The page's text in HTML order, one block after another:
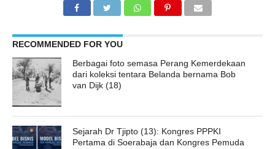
RECOMMENDED FOR YOU
Berbagai foto semasa Perang Kemerdekaan
dari koleksi tentara Belanda bernama Bob
van Dijk (18)
Sejarah Dr Tjipto (13): Kongres PPPKI
Pertama di Soerabaja dan Kongres Pemuda